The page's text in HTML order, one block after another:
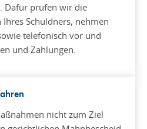
Dafür prüfen wir die
Schuldners, nehmen
telefonisch vor und
und Zahlungen.
nicht zum Ziel